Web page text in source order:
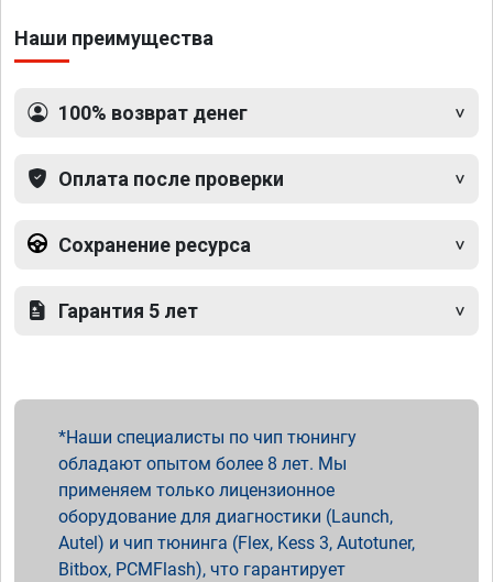
Наши преимущества
100% возврат денег
Оплата после проверки
Сохранение ресурса
Гарантия 5 лет
Наши специалисты по чип тюнингу
обладают опытом более 8 лет. Мы
применяем только лицензионное
оборудование для диагностики (Launch,
Autel) и чип тюнинга (Flex, Kess 3, Autotuner,
Bitbox, PCMFlash), что гарантирует